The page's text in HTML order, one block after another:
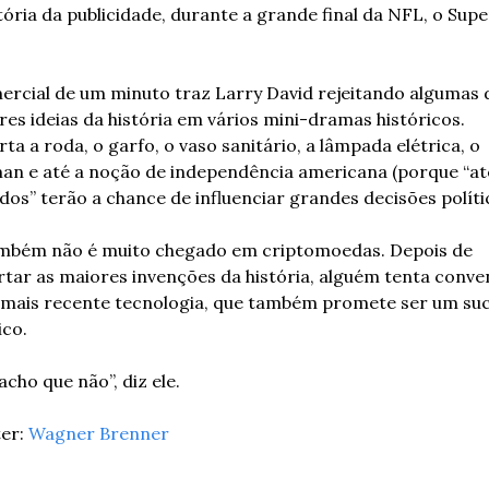
da publicidade, durante a grande final da NFL, o
de um minuto traz Larry David rejeitando algumas
ideias da história em vários mini-dramas históricos.
a roda, o garfo, o vaso sanitário, a lâmpada elétrica, o
e até a noção de independência americana (porque
terão a chance de influenciar grandes decisões
não é muito chegado em criptomoedas. Depois de
as maiores invenções da história, alguém tenta
recente tecnologia, que também promete ser um
que não”, diz ele.
Wagner Brenner